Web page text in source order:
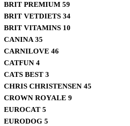
BRIT PREMIUM 59
BRIT VETDIETS 34
BRIT VITAMINS 10
CANINA35
CARNILOVE 46
CATFUN 4
CATS BEST 3
CHRIS CHRISTENSEN 45
CROWN ROYALE 9
EUROCAT 5
EURODOG 5